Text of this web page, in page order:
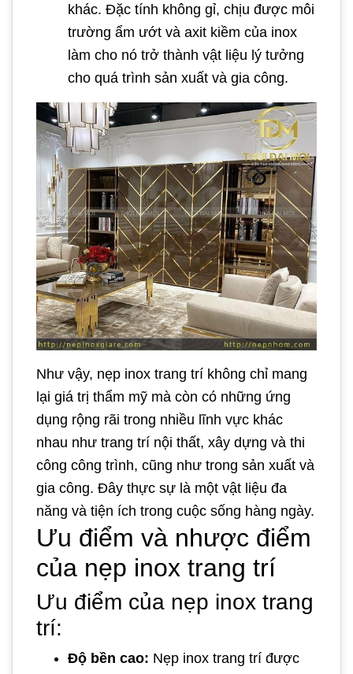
khác. Đặc tính không gỉ, chịu được môi
trường ẩm ướt và axit kiềm của inox
làm cho nó trở thành vật liệu lý tưởng
cho quá trình sản xuất và gia công.
Như vậy, nẹp inox trang trí không chỉ mang
lại giá trị thẩm mỹ mà còn có những ứng
dụng rộng rãi trong nhiều lĩnh vực khác
nhau như trang trí nội thất, xây dựng và thi
công công trình, cũng như trong sản xuất và
gia công. Đây thực sự là một vật liệu đa
năng và tiện ích trong cuộc sống hàng ngày.
Ưu điểm và nhược điểm
của nẹp inox trang trí
Ưu điểm của nẹp inox trang
trí:
Độ bền cao: Nẹp inox trang trí được